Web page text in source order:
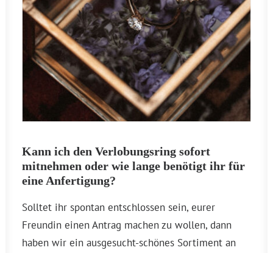
Kann ich den Verlobungsring sofort
mitnehmen oder wie lange benötigt ihr für
eine Anfertigung?
Solltet ihr spontan entschlossen sein, eurer
Freundin einen Antrag machen zu wollen, dann
haben wir ein ausgesucht-schönes Sortiment an